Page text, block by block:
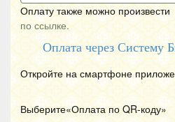
Оплату также можно произвести
по ссылке.
Оплата через Систему
Откройте на смартфоне
Выберите«Оплата по QR-коду»